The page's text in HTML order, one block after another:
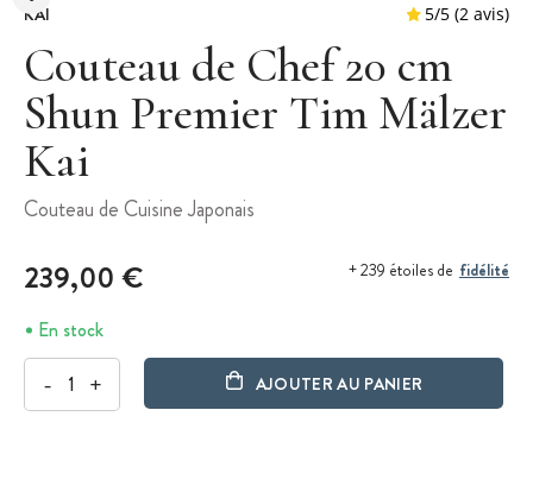
KAI
Couteau de Chef 20 cm
Shun Premier Tim Mälzer
Kai
Couteau de Cuisine Japonais
239,00 € + 239 étoiles de fidélité
En stock
- + AJOUTER AU PANIER